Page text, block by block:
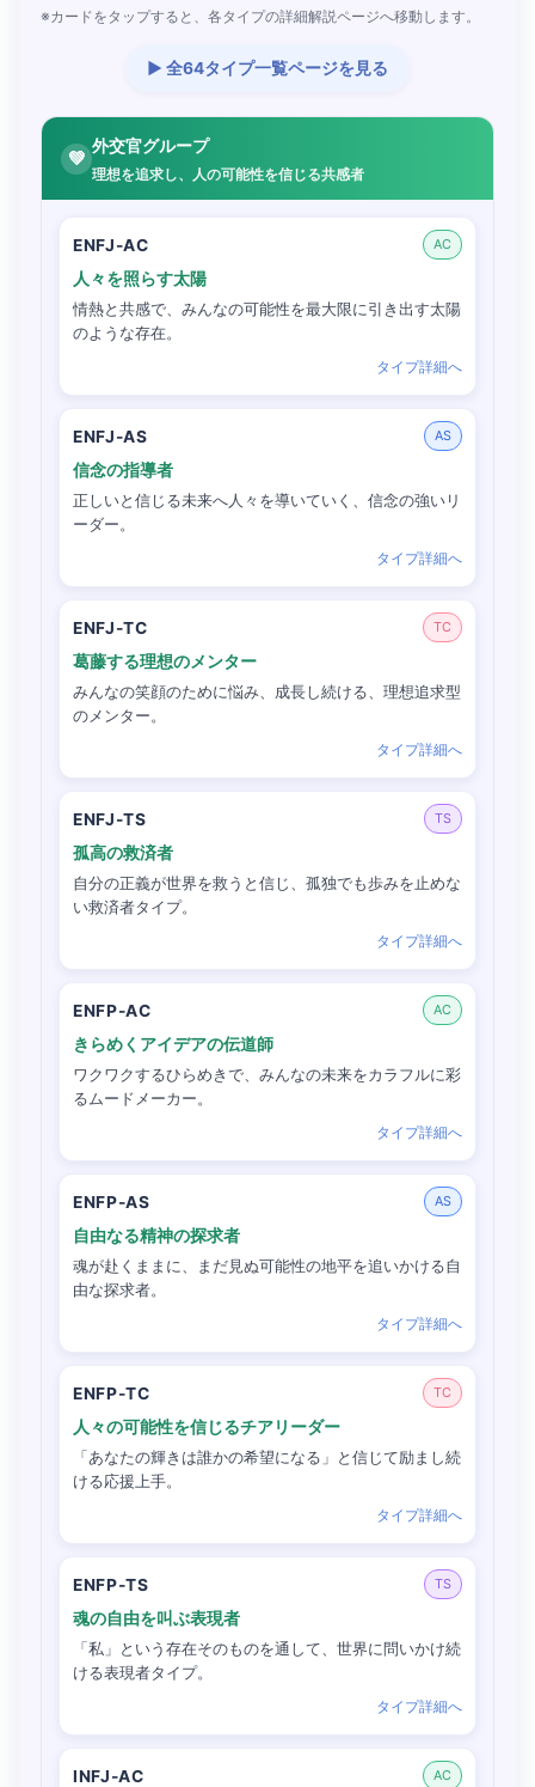
※カードをタップすると、各タイプの詳細解説ページへ移動します。
▶ 全64タイプ一覧ページを見る
💚
外交官グループ
理想を追求し、人の可能性を信じる共感者
ENFJ-AC AC
人々を照らす太陽
情熱と共感で、みんなの可能性を最大限に引き出す太陽
のような存在。
タイプ詳細へ
ENFJ-AS AS
信念の指導者
正しいと信じる未来へ人々を導いていく、信念の強いリ
ーダー。
タイプ詳細へ
ENFJ-TC TC
葛藤する理想のメンター
みんなの笑顔のために悩み、成長し続ける、理想追求型
のメンター。
タイプ詳細へ
ENFJ-TS TS
孤高の救済者
自分の正義が世界を救うと信じ、孤独でも歩みを止めな
い救済者タイプ。
タイプ詳細へ
ENFP-AC AC
きらめくアイデアの伝道師
ワクワクするひらめきで、みんなの未来をカラフルに彩
るムードメーカー。
タイプ詳細へ
ENFP-AS AS
自由なる精神の探求者
魂が赴くままに、まだ見ぬ可能性の地平を追いかける自
由な探求者。
タイプ詳細へ
ENFP-TC TC
人々の可能性を信じるチアリーダー
「あなたの輝きは誰かの希望になる」と信じて励まし続
ける応援上手。
タイプ詳細へ
ENFP-TS TS
魂の自由を叫ぶ表現者
「私」という存在そのものを通して、世界に問いかけ続
ける表現者タイプ。
タイプ詳細へ
INFJ-AC AC